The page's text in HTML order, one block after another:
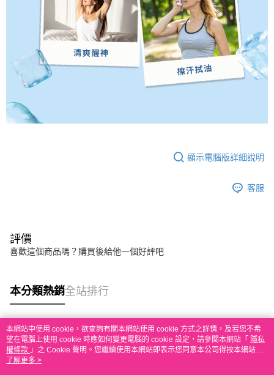
顯示電腦版詳細說明
客服
評價
喜歡這個商品嗎？購買後給他一個好評吧
本分類熱銷全站排行
熱門標籤
本網站中使用 cookie，欲查詢有關本網站使用 cookie 方式之詳情，及若您不希
望在電腦上使用 cookie 時應如何變更電腦的 cookie 設定，請參閱本網站「 隱私
權條款 」之 Cookie 聲明。您繼續使用本網站即表示您同意本公司得按本網站使
用條款之 Cookie 聲明使用 cookie。
了解更多 >